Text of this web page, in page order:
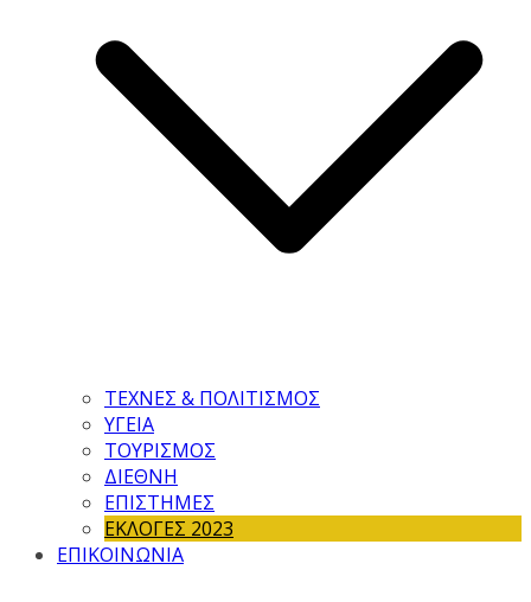
ΤΕΧΝΕΣ & ΠΟΛΙΤΙΣΜΟΣ
ΥΓΕΙΑ
ΤΟΥΡΙΣΜΟΣ
ΔΙΕΘΝΗ
ΕΠΙΣΤΗΜΕΣ
ΕΚΛΟΓΕΣ 2023
ΕΠΙΚΟΙΝΩΝΙΑ